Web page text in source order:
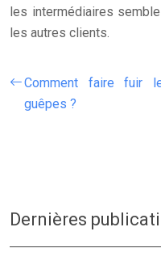
les intermédiaires
les autres clients.
Comment faire fuir
guêpes ?
Dernières